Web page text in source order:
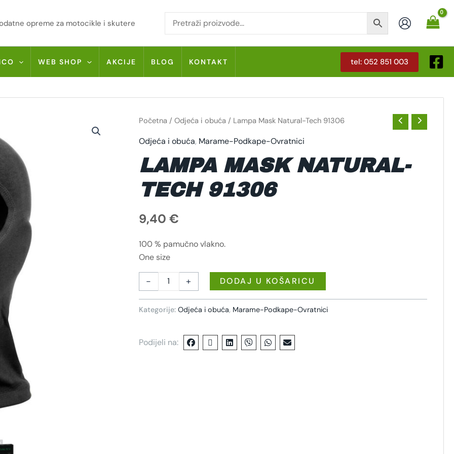
opreme za motocikle i skutere
WEB SHOP AKCIJE BLOG KONTAKT tel: 052 851 003
Početna / Odjeća i obuća / Lampa Mask Natural-Tech 91306
Odjeća i obuća, Marame-Podkape-Ovratnici
LAMPA MASK NATURAL-
TECH 91306
9,40 €
100 % pamučno vlakno.
One size
-
LAMPA
MASK
TECH
91306
+ DODAJ U KOŠARICU
Kategorije: Odjeća i obuća, Marame-Podkape-Ovratnici
Podijeli na: